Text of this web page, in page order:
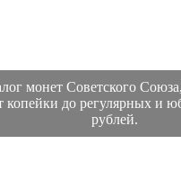
монет Советского
копейки до регулярных и
рублей.